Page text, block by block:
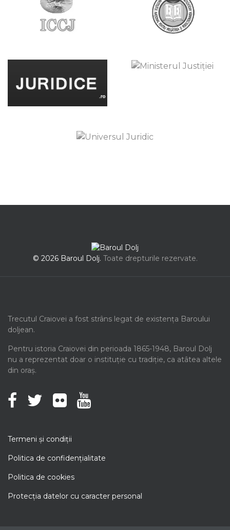
© 2026 Baroul Dolj. Toate drepturile rezervate.
Trecutul Craiovei a fost strâns legat de existența Baroului
doljean.
Pentru istoria Craiovei din perioada 1865-1948, Baroul Dolj
nu a reprezentat doar o instituție cu tradiție, ca atâtea altele
din oraș.
Termeni şi condiţii
Politica de confidenţialitate
Politica de cookies
Protecţia datelor cu caracter personal